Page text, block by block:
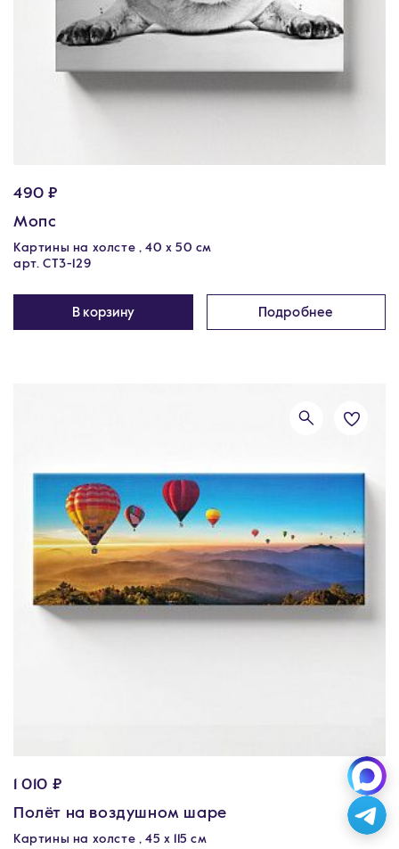
490 ₽
Мопс
Картины на холсте , 40 х 50 см
арт. CT3-129
В корзину Подробнее
1 010 ₽
Полёт на воздушном шаре
Картины на холсте , 45 х 115 см